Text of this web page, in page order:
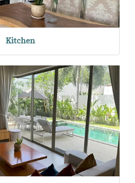
Kitchen